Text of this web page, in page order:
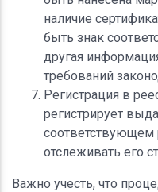
наличие
быть знак
другая
требований
Регистрация в
регистрирует
соответствующем
отслеживать его
Важно учесть, что